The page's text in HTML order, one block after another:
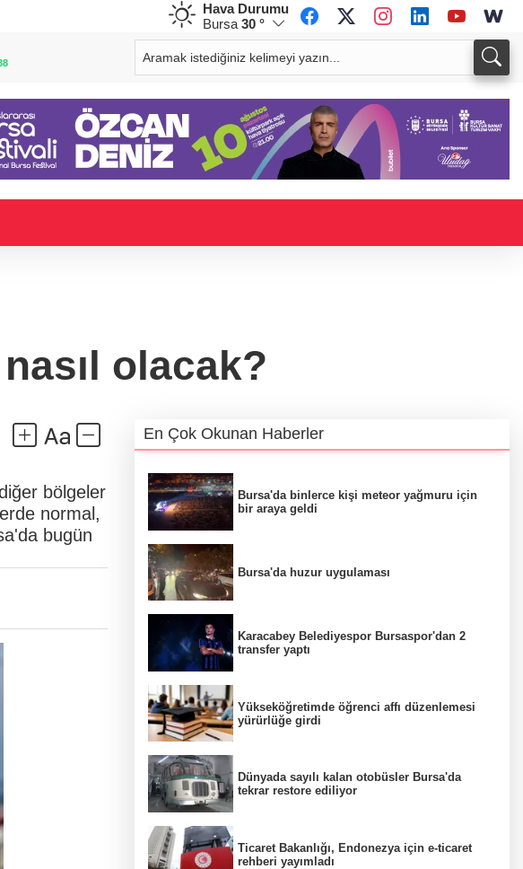
Hava Durumu
Bursa 30 °
CHF
59,0083%0,82
34,1883
olacak?
bölgeler
normal,
bugün
En Çok Okunan Haberler
Bursa'da binlerce kişi meteor yağmuru için
bir araya geldi
Bursa'da huzur uygulaması
Karacabey Belediyespor Bursaspor'dan 2
transfer yaptı
Yükseköğretimde öğrenci affı düzenlemesi
yürürlüğe girdi
Dünyada sayılı kalan otobüsler Bursa'da
tekrar restore ediliyor
Ticaret Bakanlığı, Endonezya için e-ticaret
rehberi yayımladı